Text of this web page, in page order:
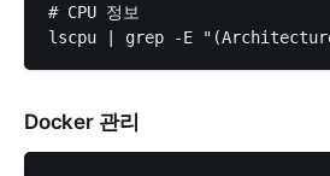
# CPU 정보
Docker 관리